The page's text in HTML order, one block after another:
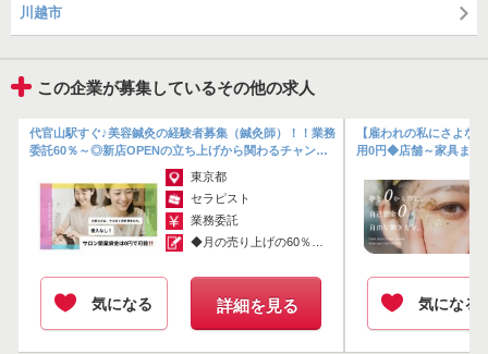
さらに！！
女性の自立支援サポートもご提案します！
く耳にします。
これまで一線で頑張っていたからこそ、将来はプレイヤーとしてだけ
でなく
それぞれが望む違った道をご用意し、末永く美容業界で活躍してほし
いと思っています。
●サロンサポーター
●講師への道
●企業イベントへの参加
川越市
この企業が募集しているその他の求人
代官山駅すぐ♪美容鍼灸の経験者募集（鍼灸師）！！業務
委託60％～◎新店OPENの立ち上げから関わるチャン
ス！メニューやシフトは自由自在♪
東京都
セラピスト
業務委託
◆月の売り上げの60％～80％が収入にな...
気になる 詳細を見る
【雇われの私にさよな
用0円◆店舗～家具まで
気になる